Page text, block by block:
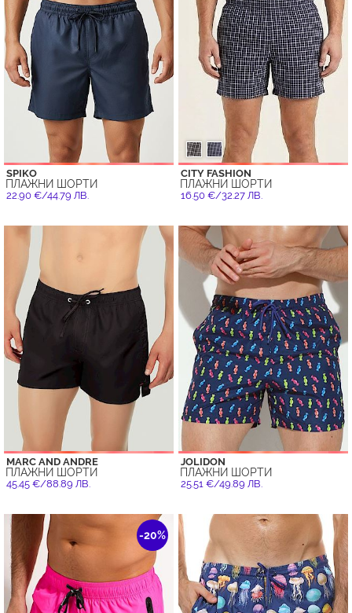
SPIKO
ПЛАЖНИ ШОРТИ
22.90 €/44.79 ЛВ.
CITY FASHION
ПЛАЖНИ ШОРТИ
16.50 €/32.27 ЛВ.
MARC AND ANDRE
ПЛАЖНИ ШОРТИ
45.45 €/88.89 ЛВ.
JOLIDON
ПЛАЖНИ ШОРТИ
25.51 €/49.89 ЛВ.
-20%